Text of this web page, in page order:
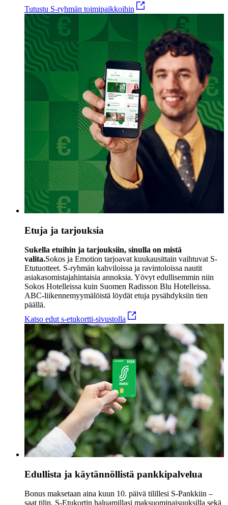
Tutustu S-ryhmän toimipaikkoihin
Etuja ja tarjouksia
Sukella etuihin ja tarjouksiin, sinulla on mistä
valita.Sokos ja Emotion tarjoavat kuukausittain vaihtuvat S-
Etutuotteet. S-ryhmän kahviloissa ja ravintoloissa nautit
asiakasomistajahintaisia annoksia. Yövyt edullisemmin niin
Sokos Hotelleissa kuin Suomen Radisson Blu Hotelleissa.
ABC-liikennemyymälöistä löydät etuja pysähdyksiin tien
päällä.
Katso edut s-etukortti-sivustolla
Edullista ja käytännöllistä pankkipalvelua
Bonus maksetaan aina kuun 10. päivä tilillesi S-Pankkiin –
saat tilin, S-Etukortin haluamillasi maksuominaisuuksilla sekä